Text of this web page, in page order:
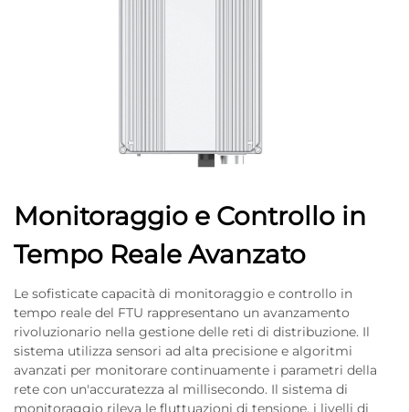
Monitoraggio e Controllo in
Tempo Reale Avanzato
Le sofisticate capacità di monitoraggio e controllo in
tempo reale del FTU rappresentano un avanzamento
rivoluzionario nella gestione delle reti di distribuzione. Il
sistema utilizza sensori ad alta precisione e algoritmi
avanzati per monitorare continuamente i parametri della
rete con un'accuratezza al millisecondo. Il sistema di
monitoraggio rileva le fluttuazioni di tensione, i livelli di